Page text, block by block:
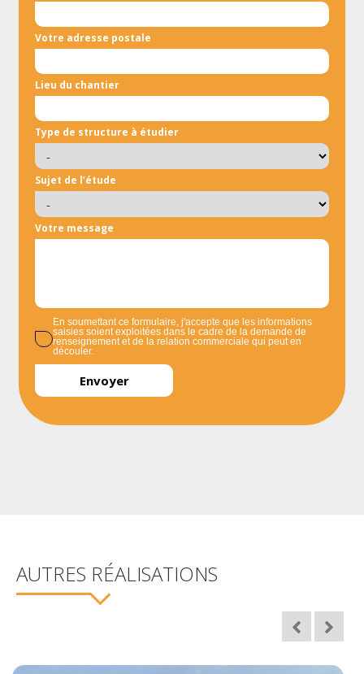
Votre adresse postale
Lieu du chantier
Type de structure à étudier
Sujet de l’étude
Votre message
En soumettant ce formulaire, j'accepte que les informations
saisies soient exploitées dans le cadre de la demande de
renseignement et de la relation commerciale qui peut en
découler.
AUTRES RÉALISATIONS